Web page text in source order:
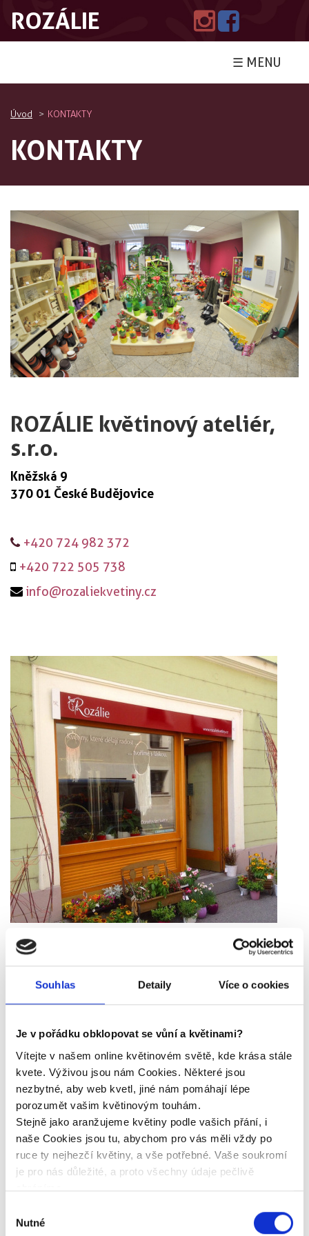
Souhlas Detaily Více o cookies
Je v pořádku obklopovat se vůní a květinami?
Vítejte v našem online květinovém světě, kde krása stále
kvete. Výživou jsou nám Cookies. Některé jsou
nezbytné, aby web kvetl, jiné nám pomáhají lépe
porozumět vašim květinovým touhám.
Stejně jako aranžujeme květiny podle vašich přání, i
naše Cookies jsou tu, abychom pro vás měli vždy po
ruce ty nejhezčí květiny, a vše potřebné. Vaše soukromí
je pro nás důležité, a proto všechny údaje pečlivě
chráníme.
našeho voňavého světa a necháváte květiny v pořádku
souhlasu
Nutné
ROZÁLIE
☰ MENU
Úvod KONTAKTY
KONTAKTY
ROZÁLIE květinový ateliér,
s.r.o.
Kněžská 9
370 01 České Budějovice
+420 724 982 372
+420 722 505 738
info@rozaliekvetiny.cz
Fakturační údaje
IČ:02636417DIČ:CZ02636417
SZ:
C 22424 vedená u Krajského soudu v
Českých Budějovicích
Bankovní spojení
Československá obchodní banka, a.s.
Číslo účtu:263782147/0300
Číslo účtu:269517379/0300
IBAN:CZ88 0300 0000 0002 6378 2147
Hajný